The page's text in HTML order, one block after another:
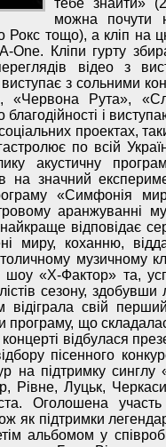
тебе знайти»
можна почути
Рокс тощо), а кліп
One. Кліпи гурту
відео з
з сольними
«Червона Рута»,
і
проектах,
по всій
акустичну
на значний
«Симфонія
аранжуванні
відповідає
миру, коханню,
музичному
«Х-Фактор» та,
сезону, здобувши
свій
що
відбулася
пісенного
на підтримку
Рівне, Луцьк,
Оголошена
як підтримки
альбомом у